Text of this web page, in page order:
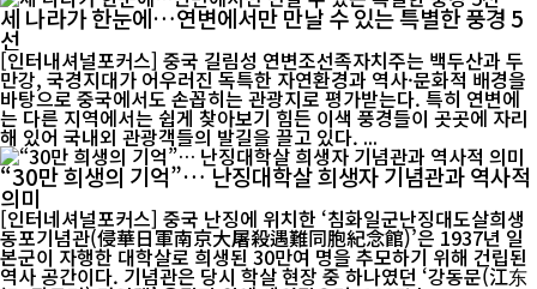
세 나라가 한눈에…연변에서만 만날 수 있는 특별한 풍경 5
선
[인터내셔널포커스] 중국 길림성 연변조선족자치주는 백두산과 두
만강, 국경지대가 어우러진 독특한 자연환경과 역사·문화적 배경을
바탕으로 중국에서도 손꼽히는 관광지로 평가받는다. 특히 연변에
는 다른 지역에서는 쉽게 찾아보기 힘든 이색 풍경들이 곳곳에 자리
해 있어 국내외 관광객들의 발길을 끌고 있다. ...
“30만 희생의 기억”… 난징대학살 희생자 기념관과 역사적
의미
[인터네셔널포커스] 중국 난징에 위치한 ‘침화일군난징대도살희생
동포기념관(侵華日軍南京大屠殺遇難同胞紀念館)’은 1937년 일
본군이 자행한 대학살로 희생된 30만여 명을 추모하기 위해 건립된
역사 공간이다. 기념관은 당시 학살 현장 중 하나였던 ‘강동문(江东